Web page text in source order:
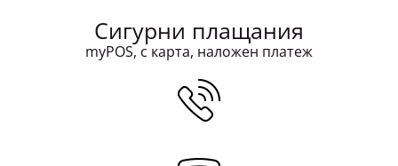
Сигурни плащания
myPOS, с карта, наложен платеж